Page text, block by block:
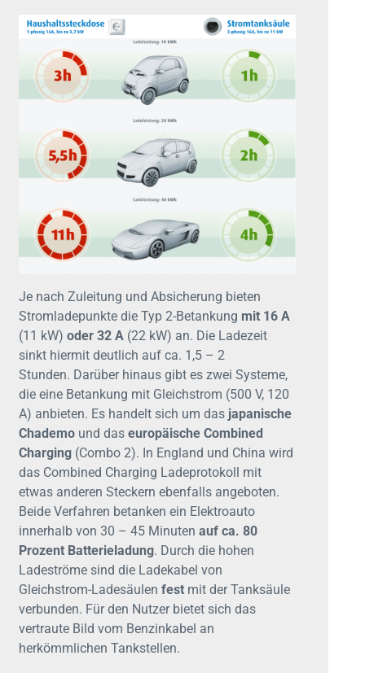
Je nach Zuleitung und Absicherung bieten
Stromladepunkte die Typ 2-Betankung mit 16 A
(11 kW) oder 32 A (22 kW) an. Die Ladezeit
sinkt hiermit deutlich auf ca. 1,5 – 2
Stunden. Darüber hinaus gibt es zwei Systeme,
die eine Betankung mit Gleichstrom (500 V, 120
A) anbieten. Es handelt sich um das japanische
Chademo und das europäische Combined
Charging (Combo 2). In England und China wird
das Combined Charging Ladeprotokoll mit
etwas anderen Steckern ebenfalls angeboten.
Beide Verfahren betanken ein Elektroauto
innerhalb von 30 – 45 Minuten auf ca. 80
Prozent Batterieladung. Durch die hohen
Ladeströme sind die Ladekabel von
Gleichstrom-Ladesäulen fest mit der Tanksäule
verbunden. Für den Nutzer bietet sich das
vertraute Bild vom Benzinkabel an
herkömmlichen Tankstellen.